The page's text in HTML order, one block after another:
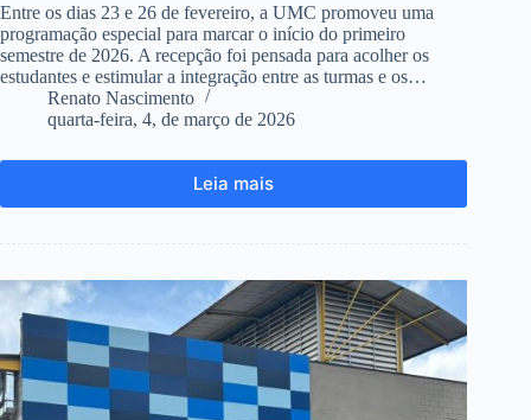
Entre os dias 23 e 26 de fevereiro, a UMC promoveu uma
programação especial para marcar o início do primeiro
semestre de 2026. A recepção foi pensada para acolher os
estudantes e estimular a integração entre as turmas e os…
Renato Nascimento
quarta-feira, 4, de março de 2026
Leia mais